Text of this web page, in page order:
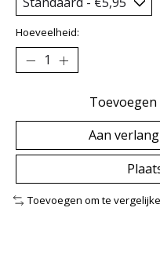
Hoeveelheid:
Aan
Toevoegen om te